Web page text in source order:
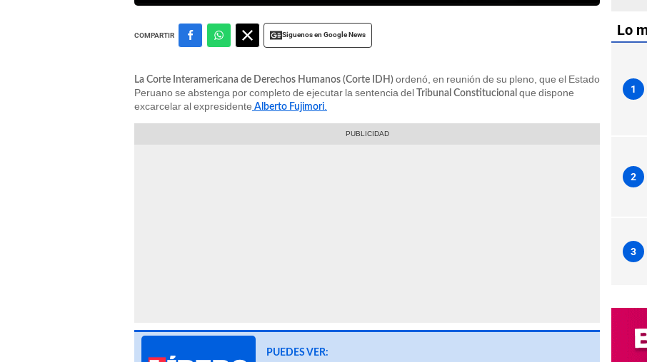
COMPARTIR Siguenos en Google News
La Corte Interamericana de Derechos Humanos (Corte IDH) ordenó, en reunión de su pleno, que el Estado
Peruano se abstenga por completo de ejecutar la sentencia del Tribunal Constitucional que dispone
excarcelar al expresidente Alberto Fujimori
PUEDES VER:
Lo
1
2
3